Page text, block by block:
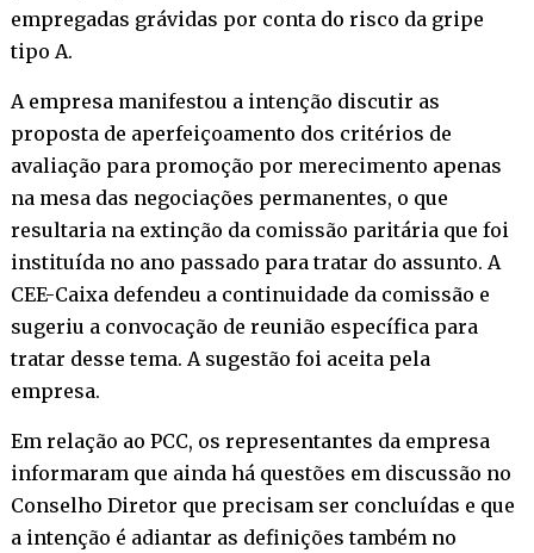
empregadas grávidas por conta do risco da gripe
tipo A.
A empresa manifestou a intenção discutir as
proposta de aperfeiçoamento dos critérios de
avaliação para promoção por merecimento apenas
na mesa das negociações permanentes, o que
resultaria na extinção da comissão paritária que foi
instituída no ano passado para tratar do assunto. A
CEE-Caixa defendeu a continuidade da comissão e
sugeriu a convocação de reunião específica para
tratar desse tema. A sugestão foi aceita pela
empresa.
Em relação ao PCC, os representantes da empresa
informaram que ainda há questões em discussão no
Conselho Diretor que precisam ser concluídas e que
a intenção é adiantar as definições também no